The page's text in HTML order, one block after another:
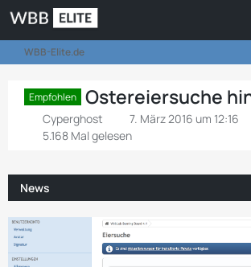
WBB-Elite.de
Empfohlen Ostereiersuche
Cyperghost
7. März 2016 um 12:16
5.168 Mal gelesen
News